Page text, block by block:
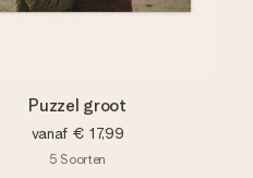
Puzzel groot
vanaf € 17,99
5 Soorten